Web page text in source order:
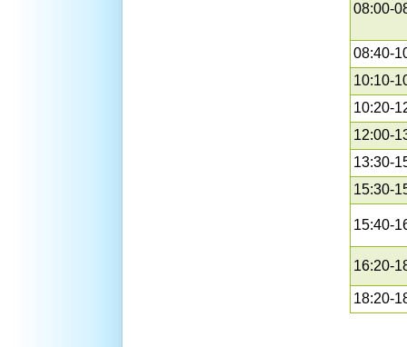
08:00-
08:40-
10:10-
10:20-
12:00-
13:30-
15:30-
15:40-
16:20-
18:20-